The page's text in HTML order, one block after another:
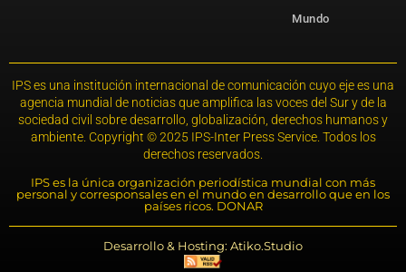
Mundo
IPS es una institución internacional de comunicación cuyo eje es una
agencia mundial de noticias que amplifica las voces del Sur y de la
sociedad civil sobre desarrollo, globalización, derechos humanos y
ambiente. Copyright © 2025 IPS-Inter Press Service. Todos los
derechos reservados.
IPS es la única organización periodística mundial con más
personal y corresponsales en el mundo en desarrollo que en los
países ricos. DONAR
Desarrollo & Hosting: Atiko.Studio